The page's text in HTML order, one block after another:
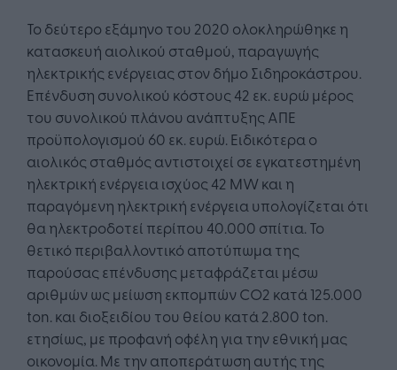
Το δεύτερο εξάμηνο του 2020 ολοκληρώθηκε η
κατασκευή αιολικού σταθμού, παραγωγής
ηλεκτρικής ενέργειας στον δήμο Σιδηροκάστρου.
Επένδυση συνολικού κόστους 42 εκ. ευρώ μέρος
του συνολικού πλάνου ανάπτυξης ΑΠΕ
προϋπολογισμού 60 εκ. ευρώ. Ειδικότερα ο
αιολικός σταθμός αντιστοιχεί σε εγκατεστημένη
ηλεκτρική ενέργεια ισχύος 42 MW και η
παραγόμενη ηλεκτρική ενέργεια υπολογίζεται ότι
θα ηλεκτροδοτεί περίπου 40.000 σπίτια. Το
θετικό περιβαλλοντικό αποτύπωμα της
παρούσας επένδυσης μεταφράζεται μέσω
αριθμών ως μείωση εκπομπών CO2 κατά 125.000
ton. και διοξειδίου του θείου κατά 2.800 ton.
ετησίως, με προφανή οφέλη για την εθνική μας
οικονομία. Με την αποπεράτωση αυτής της